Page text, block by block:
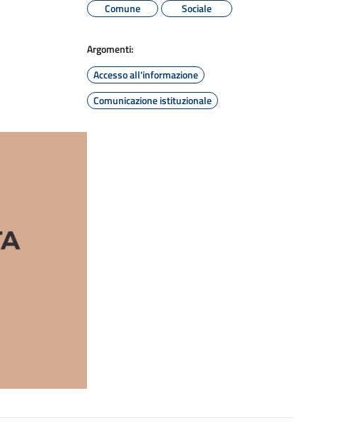
Comune
Sociale
Argomenti:
Accesso all'informazione
Comunicazione istituzionale